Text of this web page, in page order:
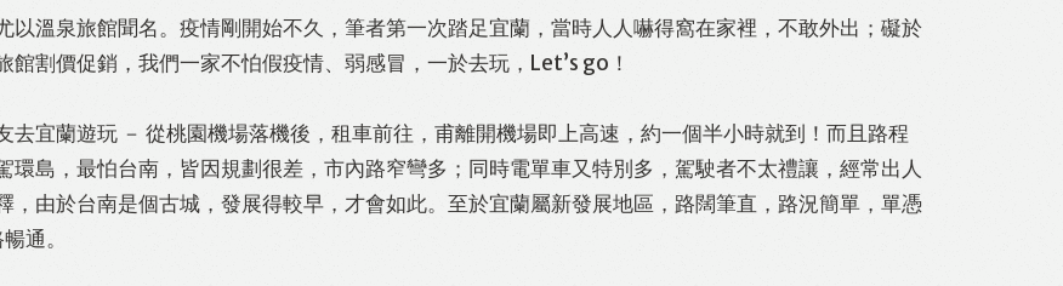
以溫泉旅館聞名。疫情剛開始不久，筆者第一次踏足宜蘭，當時人人嚇得窩在家裡，不敢外出；礙於
割價促銷，我們一家不怕假疫情、弱感冒，一於去玩，Let’s go！
去宜蘭遊玩 － 從桃園機場落機後，租車前往，甫離開機場即上高速，約一個半小時就到！而且路程
環島，最怕台南，皆因規劃很差，市內路窄彎多；同時電單車又特別多，駕駛者不太禮讓，經常出人
，由於台南是個古城，發展得較早，才會如此。至於宜蘭屬新發展地區，路闊筆直，路況簡單，單憑
通。